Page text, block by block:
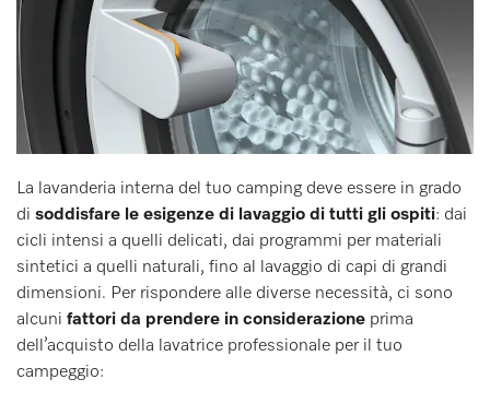
La lavanderia interna del tuo camping deve essere in grado
di soddisfare le esigenze di lavaggio di tutti gli ospiti: dai
cicli intensi a quelli delicati, dai programmi per materiali
sintetici a quelli naturali, fino al lavaggio di capi di grandi
dimensioni. Per rispondere alle diverse necessità, ci sono
alcuni fattori da prendere in considerazione prima
dell’acquisto della lavatrice professionale per il tuo
campeggio: